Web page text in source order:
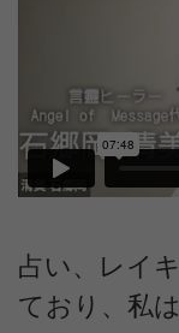
占い、レイ
ており、私